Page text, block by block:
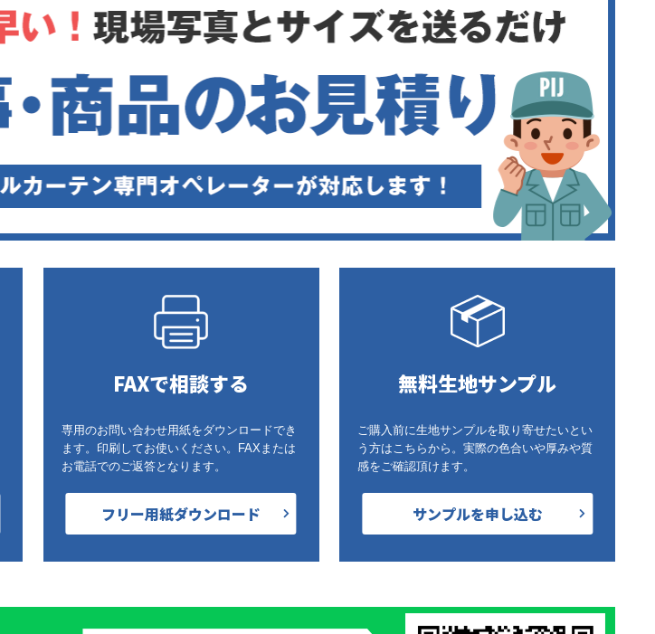
FAXで相談する
専用のお問い合わせ用紙をダウンロードでき
ます。印刷してお使いください。FAXまたは
お電話でのご返答となります。
フリー用紙ダウンロード
無料生地サンプル
ご購入前に生地サンプルを取り寄せたいとい
う方はこちらから。実際の色合いや厚みや質
感をご確認頂けます。
サンプルを申し込む